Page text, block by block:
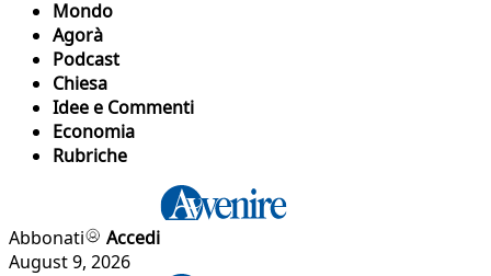
Mondo
Agorà
Podcast
Chiesa
Idee e Commenti
Economia
Rubriche
Abbonati
Accedi
August 9, 2026